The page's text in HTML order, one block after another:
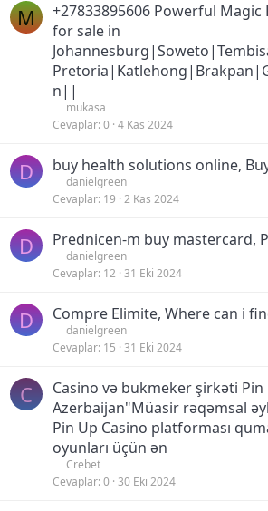
M
+27833895606 Powerful Magic
for sale in
n||
mukasa
Cevaplar 0 4 Kas 2024
D buy health solutions online,
danielgreen
Cevaplar 19 2 Kas 2024
D Prednicen-m buy mastercard,
danielgreen
Cevaplar 12 31 Eki 2024
D Compre Elimite, Where can i
danielgreen
Cevaplar 15 31 Eki 2024
C
Casino və bukmeker şirkəti Pin
Azerbaijan"Müasir rəqəmsal
Pin Up Casino platforması
oyunları üçün ən
Crebet
Cevaplar 0 30 Eki 2024